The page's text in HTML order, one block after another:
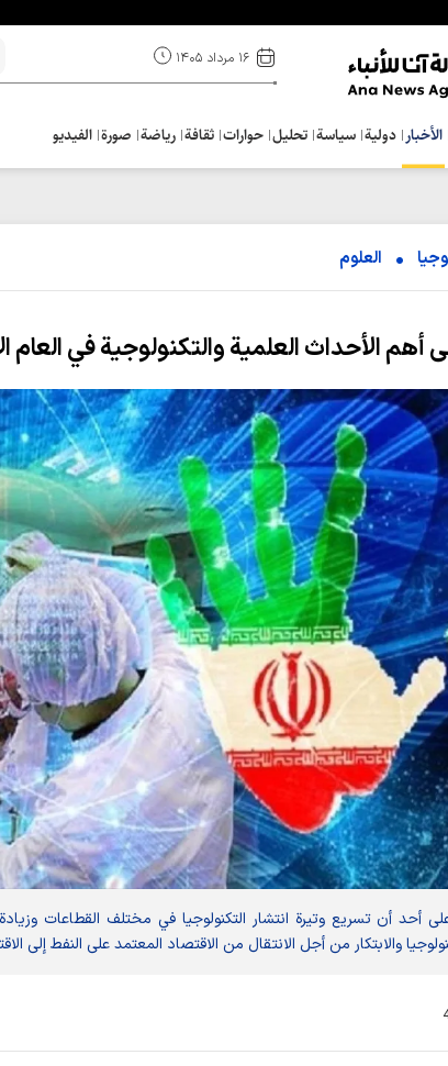
۱۶ مرداد ۱۴۰۵
الأخبار دولية سياسة تحلیل حوارات ثقافة رياضة صورة الفيديو
العلوم
الأحداث العلمية والتكنولوجية في العام
أحد أن تسريع وتيرة انتشار التكنولوجيا في مختلف القطاعات
والابتكار من أجل الانتقال من الاقتصاد المعتمد على النفط إلى